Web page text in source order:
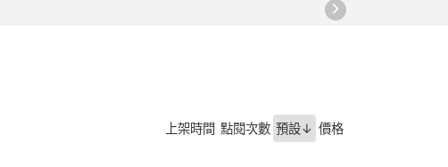
上架時間 點閱次數 預設↓ 價格